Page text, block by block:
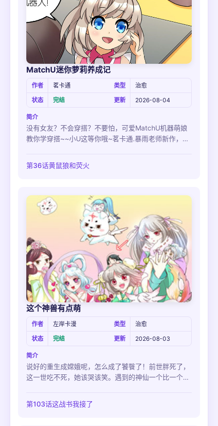
MatchU迷你萝莉养成记
作者 茗卡通 类型
治愈
状态
完结 更新 2026-08-04
简介
没有女友？不会穿搭？不要怕，可爱MatchU机器萌娘
教你学穿搭~~小U这等你哦~茗卡通.暴雨老师新作，每
第36话黄鼠狼和荧火
这个神兽有点萌
作者 左岸卡漫 类型
治愈
状态
完结 更新 2026-08-03
简介
说好的重生成嫦娥呢，怎么成了饕餮了！前世胖死了，
这一世吃不死，她该哭该笑。遇到的神仙一个比一个不
么。
第103话这战书我接了